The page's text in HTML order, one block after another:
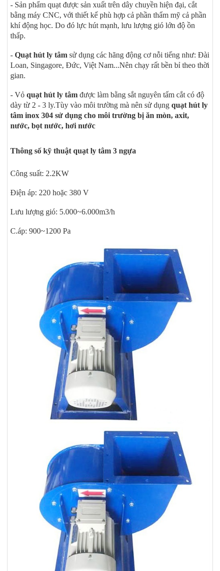
- Sản phẩm quạt được sản xuất trên dây chuyền hiện đại, cắt
bằng máy CNC, với thiết kế phù hợp cả phần thẩm mỹ cả phần
khí động học. Do đó lực hút mạnh, lưu lượng gió lớn độ ồn
thấp.
-Quạt hút ly tâm sử dụng các hãng động cơ nỗi tiếng như: Đài
Loan, Singagore, Đức, Việt Nam...Nên chạy rất bền bỉ theo thời
gian.
- Vỏquạt hút ly tâm được làm bằng sắt nguyên tấm cắt có độ
dày từ 2 - 3 ly.Tùy vào môi trường mà nên sử dụngquạt hút ly
tâm inox 304 sử dụng cho môi trường bị ăn mòn, axit,
nước, bọt nước, hơi nước
Thông số kỹ thuật quạt ly tâm 3 ngựa
Công suất: 2.2KW
Điện áp: 220 hoặc 380 V
Lưu lượng gió: 5.000~6.000m3/h
C.áp: 900~1200 Pa